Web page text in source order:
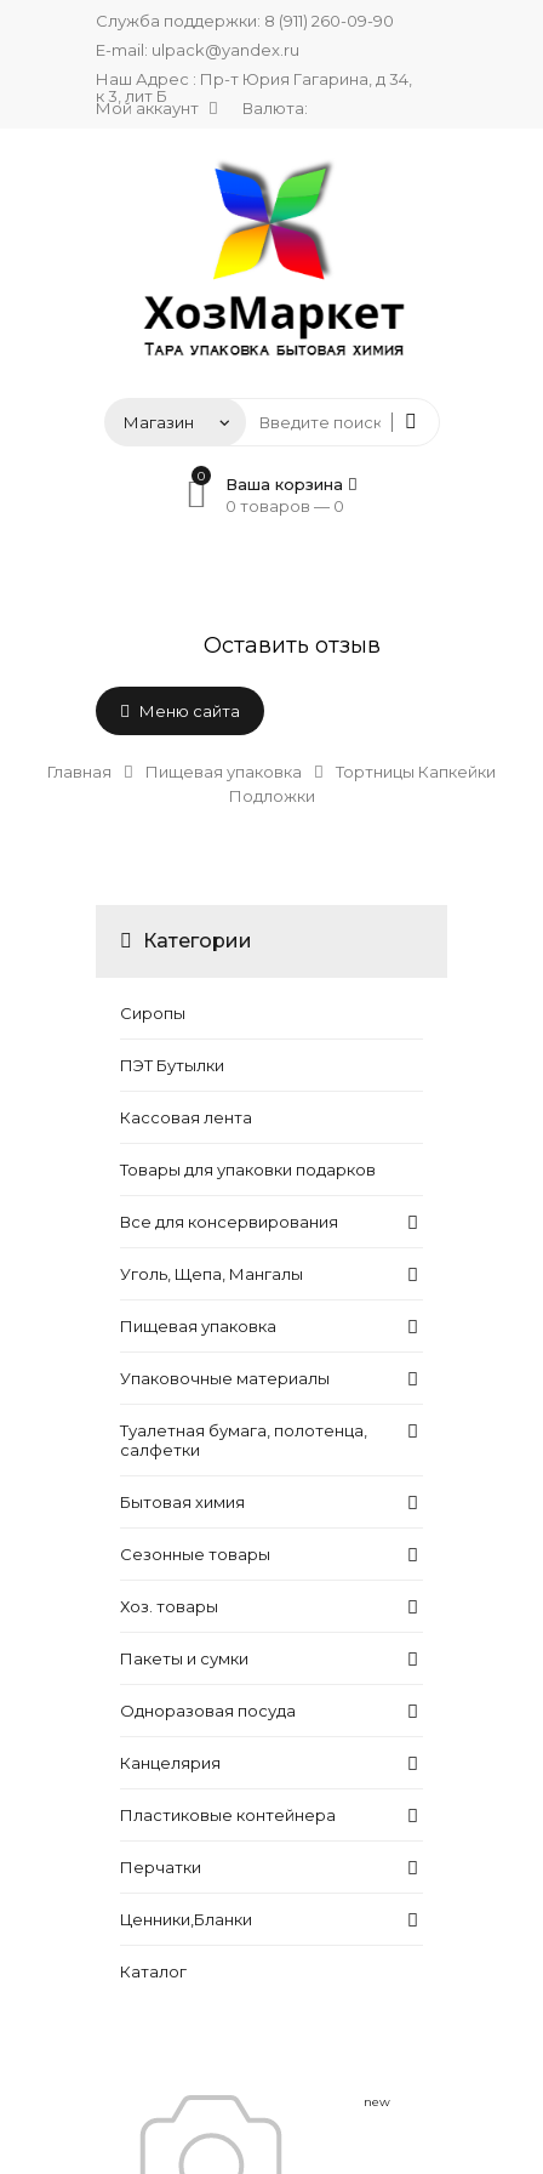
Служба поддержки: 8 (911) 260-09-90
E-mail: ulpack@yandex.ru
Наш Адрес : Пр-т Юрия Гагарина, д 34,
к 3, лит Б
Мой аккаунт Валюта:
0
Ваша корзина
0 товаров — 0
Оставить отзыв
Меню сайта
Главная Пищевая упаковка
Тортницы Капкейки
Подложки
Категории
Сиропы
ПЭТ Бутылки
Кассовая лента
Товары для упаковки подарков
Все для консервирования
Уголь, Щепа, Мангалы
Пищевая упаковка
Упаковочные материалы
Туалетная бумага, полотенца,
салфетки
Бытовая химия
Сезонные товары
Хоз. товары
Пакеты и сумки
Одноразовая посуда
Канцелярия
Пластиковые контейнера
Перчатки
Ценники,Бланки
Каталог
new